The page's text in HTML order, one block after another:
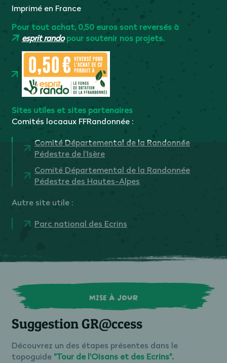
Imprimé en France
Pour tout achat, 0,50 euros sont reversés à
esprit randopour soutenir nos projets.
Sites utiles et sites partenaires
Comités locaaux FFRandonnée :
Comité Départemental de la Randonnée
Pédestre de l'Isère
Comité Départemental de la Randonnée
Pédestre des Hautes-Alpes
Autre site utile :
Parc national des Ecrins
MISE À JOUR
Suggestion GR@ccess
Découvrez un des étapes présentes dans le
topoguide "Tour de l'Oisans et des Ecrins".